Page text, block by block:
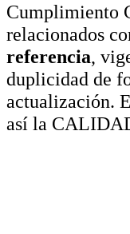
Cumplimiento
relacionados
referencia,
duplicidad de
actualización.
así la